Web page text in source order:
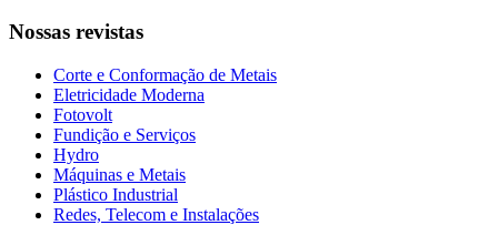
Nossas revistas
Corte e Conformação de Metais
Eletricidade Moderna
Fotovolt
Fundição e Serviços
Hydro
Máquinas e Metais
Plástico Industrial
Redes, Telecom e Instalações